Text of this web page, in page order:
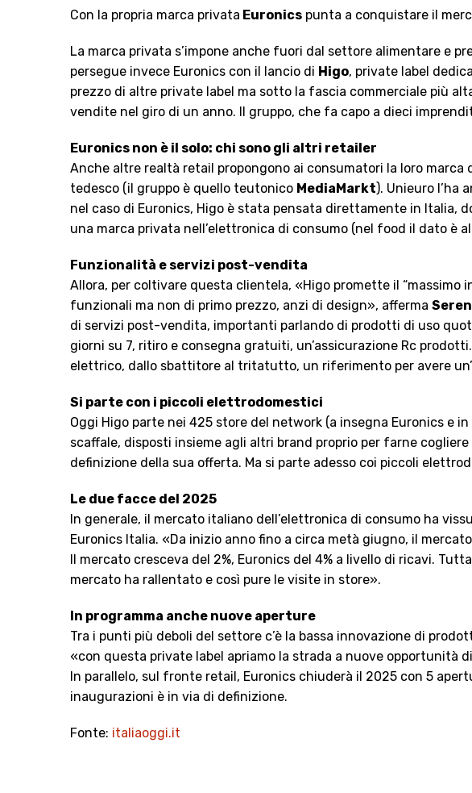
Con la propria marca privata Euronics punta a conquistare il
La marca privata s’impone anche fuori dal settore alimentare e
persegue invece Euronics con il lancio di Higo, private label
prezzo di altre private label ma sotto la fascia commerciale più
vendite nel giro di un anno. Il gruppo, che fa capo a dieci
Euronics non è il solo: chi sono gli altri retailer
Anche altre realtà retail propongono ai consumatori la loro marca
tedesco (il gruppo è quello teutonico MediaMarkt). Unieuro l’ha
nel caso di Euronics, Higo è stata pensata direttamente in Italia,
una marca privata nell’elettronica di consumo (nel food il dato è al
Funzionalità e servizi post-vendita
Allora, per coltivare questa clientela, «Higo promette il
funzionali ma non di primo prezzo, anzi di design», afferma
di servizi post-vendita, importanti parlando di prodotti di uso
giorni su 7, ritiro e consegna gratuiti, un’assicurazione Rc
elettrico, dallo sbattitore al tritatutto, un riferimento per avere
Si parte con i piccoli elettrodomestici
Oggi Higo parte nei 425 store del network (a insegna Euronics e
scaffale, disposti insieme agli altri brand proprio per farne
definizione della sua offerta. Ma si parte adesso coi piccoli
Le due facce del 2025
In generale, il mercato italiano dell’elettronica di consumo ha
Euronics Italia. «Da inizio anno fino a circa metà giugno, il
Il mercato cresceva del 2%, Euronics del 4% a livello di ricavi.
mercato ha rallentato e così pure le visite in store».
In programma anche nuove aperture
Tra i punti più deboli del settore c’è la bassa innovazione di
«con questa private label apriamo la strada a nuove opportunità
In parallelo, sul fronte retail, Euronics chiuderà il 2025 con 5
inaugurazioni è in via di definizione.
Fonte: italiaoggi.it